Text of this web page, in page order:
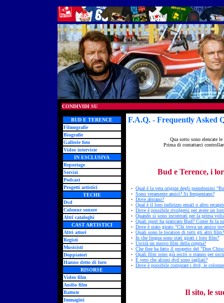
CONDIVIDI SU
BUD E TERENCE
Filmografie
Biografie
Gallerie foto
Video interviste
IN ESCLUSIVA
Reportage
Servizi
Podcast
Progetti artistici
TECHE
Dvd
Colonne sonore
Altri cataloghi
CAST ARTISTICI
Altri attori
Registi
Musicisti
Doppiatori
Hanno detto di loro
RISORSE
Video film
Audio film
Battute
Immagini
F.A.Q. - Frequently Asked
Qua sotto sono elencate
Prima di contattarci
Bud e Terence, i
· Qual è la vera origine degli pseudonimi
· Sono veramente amici? Si frequentano?
· Dove abitano?
· Qual è il loro indirizzo email o altro
· Dove è possibile rivolgersi per avere un
· Quando si sono incontrati per la prima
· Quali sport ha praticato Bud? Come fu la
· Dove è stato girato "Chi trova un amico
· Quali sono le location di tutti gli altri film?
· In che lingua sono stati girati i loro film?
· Uscirà un nuovo film della coppia?
· Che fine ha fatto il progetto del "Don
· Quali film sono già usciti o stanno per
· È vero che alcuni dvd sono tagliati?
· Dove è possibile comprare i dvd, le
Il sito, le